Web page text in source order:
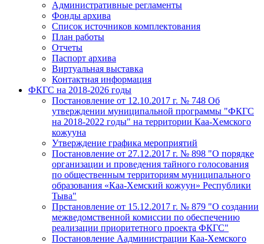
Административные регламенты
Фонды архива
Список источников комплектования
План работы
Отчеты
Паспорт архива
Виртуальная выставка
Контактная информация
ФКГС на 2018-2026 годы
Постановление от 12.10.2017 г. № 748 Об
утверждении муниципальной программы "ФКГС
на 2018-2022 годы" на территории Каа-Хемского
кожууна
Утверждение графика мероприятий
Постановление от 27.12.2017 г. № 898 "О порядке
организации и проведения тайного голосования
по общественным территориям муниципального
образования «Каа-Хемский кожуун» Республики
Тыва"
Прстановление от 15.12.2017 г. № 879 "О создании
межведомственной комиссии по обеспечению
реализации приоритетного проекта ФКГС"
Постановление Аадминистрации Каа-Хемского